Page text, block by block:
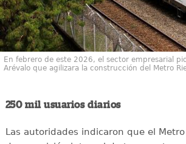
En febrero de este 2026, el sector empresarial
Arévalo que agilizara la construcción del Metro
250 mil usuarios diarios
Las autoridades indicaron que el